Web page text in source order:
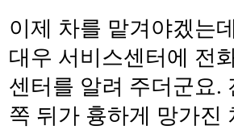
이제 차를 맡겨야겠는
대우 서비스센터에 전
센터를 알려 주더군요.
쪽 뒤가 흉하게 망가진